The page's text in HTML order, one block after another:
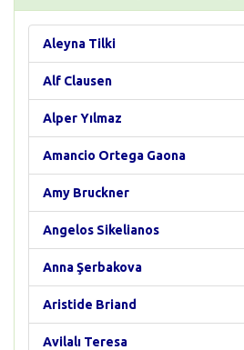
Aleyna Tilki
Alf Clausen
Alper Yılmaz
Amancio Ortega Gaona
Amy Bruckner
Angelos Sikelianos
Anna Şerbakova
Aristide Briand
Avilalı Teresa